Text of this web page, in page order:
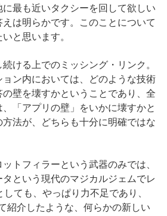
最も近いタクシーを回して欲しい
は明らかです。このことについて
と思います。
ける上でのミッシング・リンク。
ン内においては、どのような技術
壁を壊すかということであり、全
「アプリの壁」をいかに壊すかと
法が、どちらも十分に明確ではな
トフィラーという武器のみでは、
という現代のマジカルジェムでレ
ても、やっぱり力不足であり、
紹介したような、何らかの新しい